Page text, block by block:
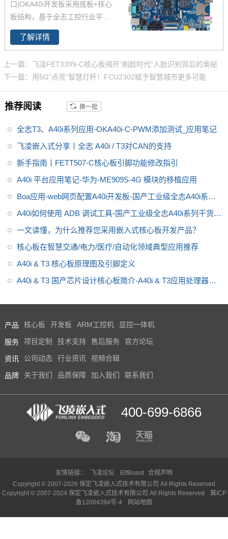
的一系列全国产工业级嵌入式计
A40i工控板、 A40i开发板。
口|OKA40i开发板采用底板+核心
板结构，基于全志工控行业平台
级处理器四核Cortex-A7 A40i设
计，主频1.2GHz，集成MAli400
3L，存储8GB eMMC。全志A40
工控行业芯片平台 A40i为国产工
控行业芯，全志A40i处理器代表
了Allwin在智能工业控制领域的成
-C开发板是飞凌推出的一款中国
芯，全国产级工业级开发板，适
用于 适用于基于视觉交互的工业
了解详情
上一篇：飞凌FET3399-C核心板揭开“刷脸时代”人脸识别背后的奥秘
下一篇：用5G“点亮”智慧灯杆！FCU2302赋予智慧城市更多可能
推荐阅读 换一批
全志T3、A40i系列应用-OKA40i-C-PWM添加测试_应用笔记
飞凌嵌入式分享丨全志 A40i / T3对CAN的支持
新手指南丨FETT507-C核心板引脚功能修改指引
A40i 平台应用笔记-华为-ME909S-4G 模块的移植应用
Boa应用-web网页配置A40i开发板-国产工业级全志A40i系列
干货分享
A40i如何使用 ADB 调试工具-国产工业级全志A40i系列干货分
享
一文读懂，为什么推荐您采用嵌入式核心板开发产品？
核心板在智慧交通/电力/医疗/自动化领域典型应用推荐
A40i & T3 核心板原理图及引脚定义
A40i & T3 国产芯片设计核心板简介-A40i & T3应用处理器框
产品 核心板 开发板 ARM工控机 显控一体机
服务 项目定制 技术支持 售后服务 官方论坛
资讯 公司动态 行业资讯 视频合辑
品牌 关于我们 品质保障 加入我们 联系我们
400-699-6866
友情链接： 飞凌论坛 ElfBoard
合规声明
Copyright © 2007-2026 保定飞凌嵌入式技术有限公司 All Rights Reserved
Copyright © 2007-2024 保定飞凌嵌入式技术有限公司 All Rights Reserved
冀ICP
备12004394号-4
网站地图